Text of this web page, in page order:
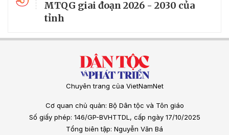
MTQG giai đoạn 2026 - 2030 của
tỉnh
Chuyên trang của VietNamNet
Cơ quan chủ quản: Bộ Dân tộc và Tôn giáo
Số giấy phép: 146/GP-BVHTTDL, cấp ngày 17/10/2025
Tổng biên tập: Nguyễn Văn Bá